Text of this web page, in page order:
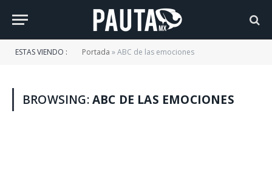
ESTAS VIENDO : Portada »ABC de las emociones
BROWSING:ABC DE LAS EMOCIONES